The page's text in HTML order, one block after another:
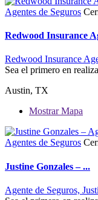
Agentes de Seguros
Redwood Insurance
Redwood Insurance
Sea el primero en
Austin, TX
Mostrar Mapa
Agentes de Seguros
Justine Gonzales – ...
Agente de Seguros,